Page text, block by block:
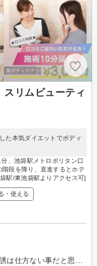
スリムビューティ
た本気ダイエットでボディ
、池袋駅メトロポリタン口
段を降り、直進するとホテ
駅/東池袋駅よりアクセス可]
・使える
終始丁寧な対応をして頂きました。ある程度の勧誘は仕方ない事だと思います、